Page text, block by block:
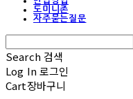
도미니존
자주묻는질문
Search 검색
Log In로그인
Cart장바구니